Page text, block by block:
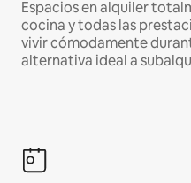
Espacios en alquiler
cocina y todas las
vivir cómodamente
alternativa ideal a